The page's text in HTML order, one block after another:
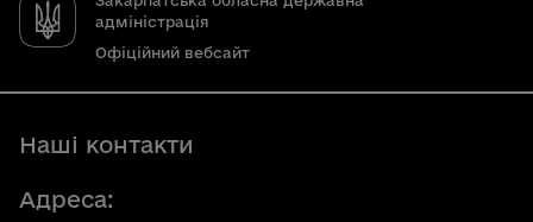
адміністрація
Офіційний вебсайт
Наші контакти
Адреса: